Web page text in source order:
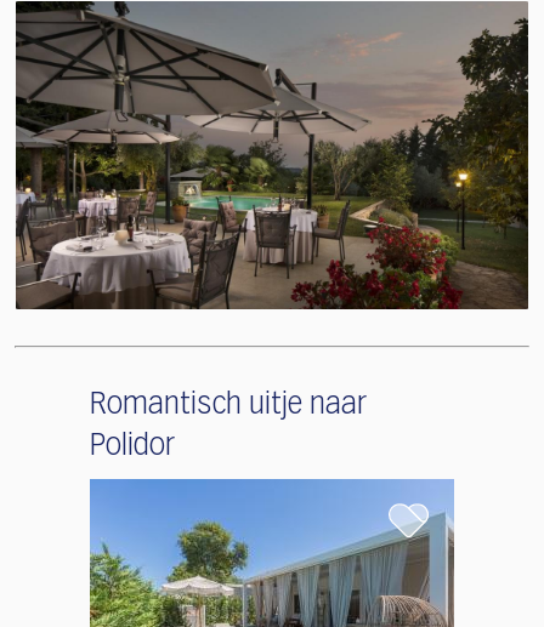
Romantisch uitje naar
Polidor